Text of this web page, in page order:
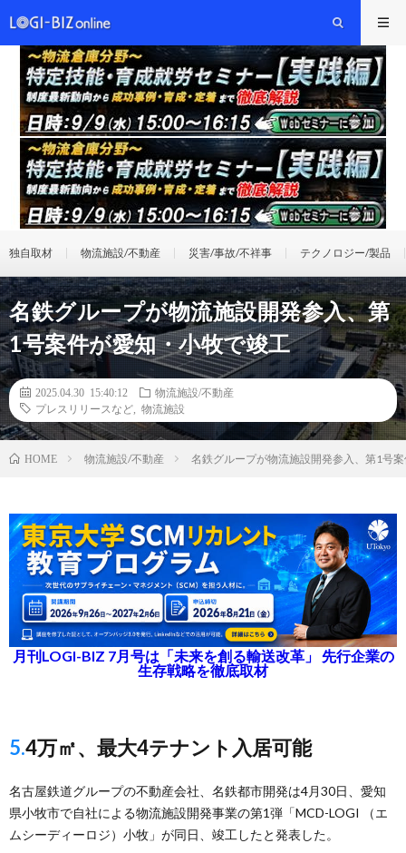
独自取材 物流施設/不動産 災害/事故/不祥事 テクノロジー/製品
名鉄グループが物流施設開発参入、第
1号案件が愛知・小牧で竣工
2025.04.30 15:40:12
物流施設/不動産
プレスリリースなど
物流施設
HOME 物流施設/不動産 名鉄グループが物流施設開発参入、第1号
月刊LOGI-BIZ 7月号は「未来を創る輸送改革」 先行企業の
生存戦略を徹底取材
5.4万㎡、最大4テナント入居可能
名古屋鉄道グループの不動産会社、名鉄都市開発は4月30日、愛知
県小牧市で自社による物流施設開発事業の第1弾「MCD-LOGI （エ
ムシーディーロジ）小牧」が同日、竣工したと発表した。